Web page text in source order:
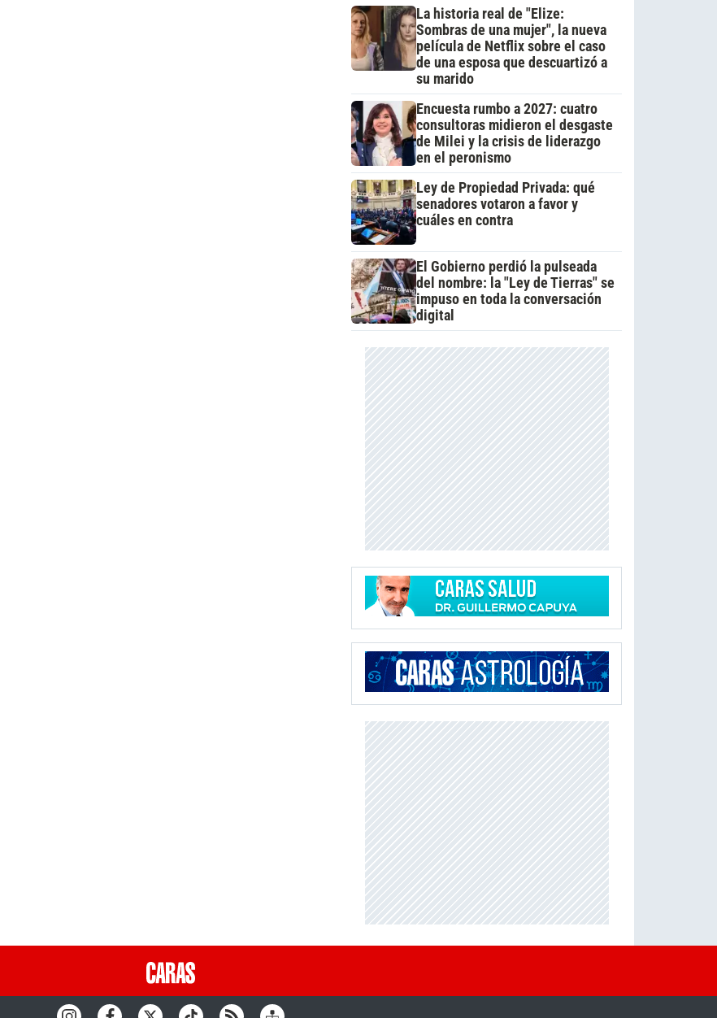
La historia real de "Elize:
Sombras de una mujer", la nueva
película de Netflix sobre el caso
de una esposa que descuartizó a
su marido
Encuesta rumbo a 2027: cuatro
consultoras midieron el desgaste
de Milei y la crisis de liderazgo
en el peronismo
Ley de Propiedad Privada: qué
senadores votaron a favor y
cuáles en contra
El Gobierno perdió la pulseada
del nombre: la "Ley de Tierras" se
impuso en toda la conversación
digital